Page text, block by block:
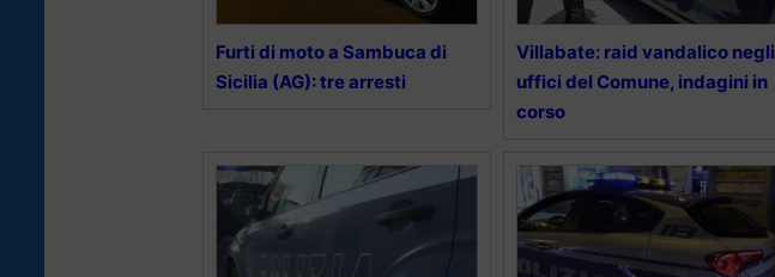
Furti di moto a Sambuca di
Sicilia (AG): tre arresti
Villabate: raid vandalico negli
uffici del Comune, indagini in
corso